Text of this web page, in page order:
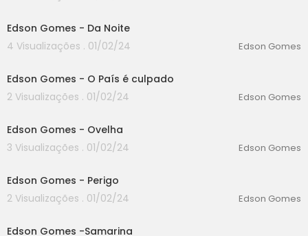
Edson Gomes - Da Noite
4 Visualizações . 01/02/24
Edson Gomes
Edson Gomes - O País é culpado
2 Visualizações . 01/02/24
Edson Gomes
Edson Gomes - Ovelha
3 Visualizações . 01/02/24
Edson Gomes
Edson Gomes - Perigo
2 Visualizações . 01/02/24
Edson Gomes
Edson Gomes -Samarina